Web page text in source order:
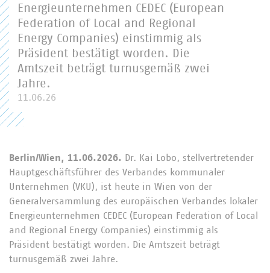
Energieunternehmen CEDEC (European
Federation of Local and Regional
Energy Companies) einstimmig als
Präsident bestätigt worden. Die
Amtszeit beträgt turnusgemäß zwei
Jahre.
11.06.26
Berlin/Wien, 11.06.2026. Dr. Kai Lobo, stellvertretender
Hauptgeschäftsführer des Verbandes kommunaler
Unternehmen (VKU), ist heute in Wien von der
Generalversammlung des europäischen Verbandes lokaler
Energieunternehmen CEDEC (European Federation of Local
and Regional Energy Companies) einstimmig als
Präsident bestätigt worden. Die Amtszeit beträgt
turnusgemäß zwei Jahre.